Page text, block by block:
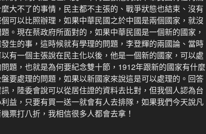
大不了的事情，民主都不主張的、戰爭狀態也結束、沒有
可以比照辦理，如果中華民國之於中國是兩個國家，就沒
。現在蔡政府所面對的，如果中華民國是一個新的國家，
生的事，這時候就有學理的問題，李登輝的兩國論、當時
有一個主張說在民主化以後，他是一個新的國家，可以處
題，也就是為何要紀念雙十節，1912年跟新的國家有什麼
要處理的問題，如果以新國家來說這是可以處理的。回答
，陸委會說可以從居住證的資料去比對，但我個人認為台
益，只要有買一送一就會有人去排隊，如果我們今天說凡
票打八折，我相信很多人都會去拿！